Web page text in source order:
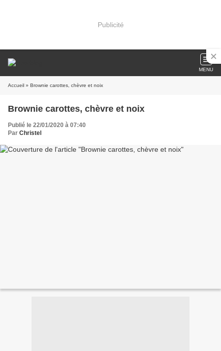
Publicité
MENU
Accueil » Brownie carottes, chèvre et noix
Brownie carottes, chèvre et noix
Publié le 22/01/2020 à 07:40
Par Christel